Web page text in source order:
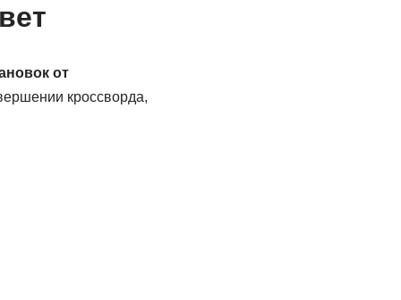
от
кроссворда,